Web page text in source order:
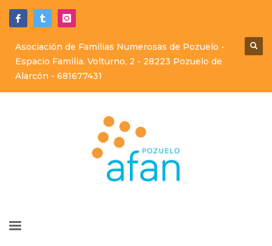
Asociación de Familias Numerosas de Pozuelo -
Espacio Familia. Volturno, 2 - 28223 Pozuelo de
Alarcón - 681677431